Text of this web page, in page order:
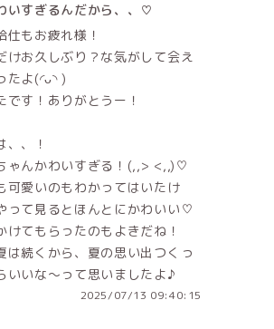
いすぎるんだから、、♡
仕もお疲れ様！
けお久しぶり？な気がして会え
たよ(◜ᴗ◝ )
です！ありがとうー！
、、！
ゃんかわいすぎる！(,,> <,,)♡
可愛いのもわかってはいたけ
って見るとほんとにかわいい♡
けてもらったのもよきだね！
は続くから、夏の思い出つくっ
いいな〜って思いましたよ♪
2025/07/13 09:40:15